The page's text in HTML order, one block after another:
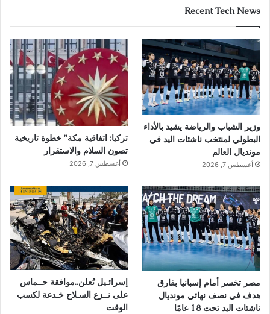
Recent Tech News
وزير الشباب والرياضة يشيد بالأداء
البطولي لمنتخب ناشئات اليد في
مونديال العالم
أغسطس 7, 2026
تركيا: اتفاقية مكة” خطوة تاريخية
تصون السلام والاستقرار
أغسطس 7, 2026
مصر تخسر أمام إسبانيا بفارق
هدف في نصف نهائي مونديال
ناشئات اليد تحت 18 عامًا
إسرائـيل تُعلن..موافقة حــماس
على نــزع السـلاح خـدعة لكسب
الوقت